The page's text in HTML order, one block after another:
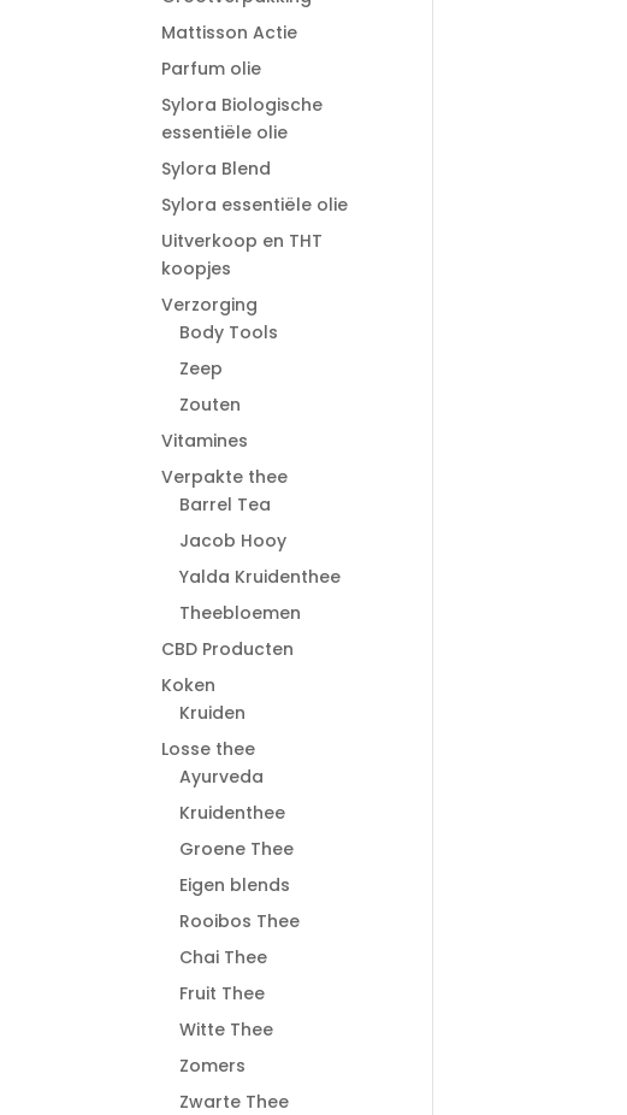
Mattisson Actie
Parfum olie
Sylora Biologische
essentiële olie
Sylora Blend
Sylora essentiële olie
Uitverkoop en THT
koopjes
Verzorging
Body Tools
Zeep
Zouten
Vitamines
Verpakte thee
Barrel Tea
Jacob Hooy
Yalda Kruidenthee
Theebloemen
CBD Producten
Koken
Kruiden
Losse thee
Ayurveda
Kruidenthee
Groene Thee
Eigen blends
Rooibos Thee
Chai Thee
Fruit Thee
Witte Thee
Zomers
Zwarte Thee